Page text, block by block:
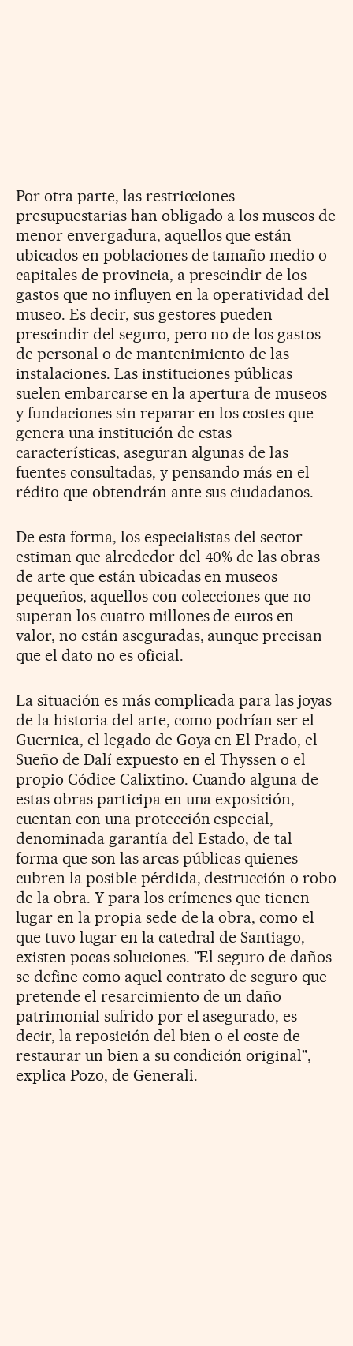
Por otra parte, las restricciones
presupuestarias han obligado a los museos de
menor envergadura, aquellos que están
ubicados en poblaciones de tamaño medio o
capitales de provincia, a prescindir de los
gastos que no influyen en la operatividad del
museo. Es decir, sus gestores pueden
prescindir del seguro, pero no de los gastos
de personal o de mantenimiento de las
instalaciones. Las instituciones públicas
suelen embarcarse en la apertura de museos
y fundaciones sin reparar en los costes que
genera una institución de estas
características, aseguran algunas de las
fuentes consultadas, y pensando más en el
rédito que obtendrán ante sus ciudadanos.
De esta forma, los especialistas del sector
estiman que alrededor del 40% de las obras
de arte que están ubicadas en museos
pequeños, aquellos con colecciones que no
superan los cuatro millones de euros en
valor, no están aseguradas, aunque precisan
que el dato no es oficial.
La situación es más complicada para las joyas
de la historia del arte, como podrían ser el
Guernica, el legado de Goya en El Prado, el
Sueño de Dalí expuesto en el Thyssen o el
propio Códice Calixtino. Cuando alguna de
estas obras participa en una exposición,
cuentan con una protección especial,
denominada garantía del Estado, de tal
forma que son las arcas públicas quienes
cubren la posible pérdida, destrucción o robo
de la obra. Y para los crímenes que tienen
lugar en la propia sede de la obra, como el
que tuvo lugar en la catedral de Santiago,
existen pocas soluciones. "El seguro de daños
se define como aquel contrato de seguro que
pretende el resarcimiento de un daño
patrimonial sufrido por el asegurado, es
decir, la reposición del bien o el coste de
restaurar un bien a su condición original",
explica Pozo, de Generali.